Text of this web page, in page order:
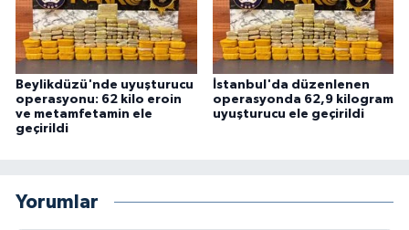
Beylikdüzü'nde uyuşturucu
operasyonu: 62 kilo eroin
ve metamfetamin ele
geçirildi
İstanbul'da düzenlenen
operasyonda 62,9 kilogram
uyuşturucu ele geçirildi
Yorumlar